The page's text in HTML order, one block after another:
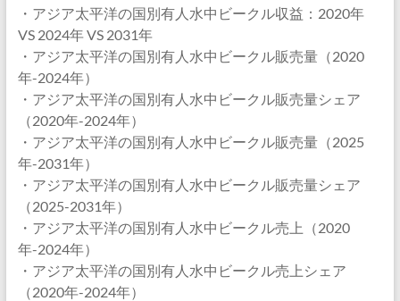
・アジア太平洋の国別有人水中ビークル収益：2020年
VS 2024年 VS 2031年
・アジア太平洋の国別有人水中ビークル販売量（2020
年-2024年）
・アジア太平洋の国別有人水中ビークル販売量シェア
（2020年-2024年）
・アジア太平洋の国別有人水中ビークル販売量（2025
年-2031年）
・アジア太平洋の国別有人水中ビークル販売量シェア
（2025-2031年）
・アジア太平洋の国別有人水中ビークル売上（2020
年-2024年）
・アジア太平洋の国別有人水中ビークル売上シェア
（2020年-2024年）